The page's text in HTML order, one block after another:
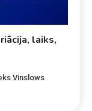
laiks,
Vinslows